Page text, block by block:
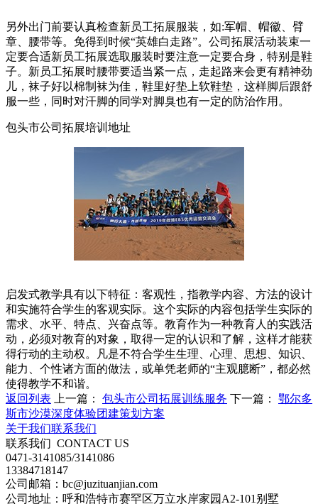
另外出门前要认真检查新员工拓展服装，如:军帽、帽徽、臂
章、腰带等。免得到时候“英雄白走路”。公司拓展活动装束一
定要合适新员工拓展选取服装时要注意一定要合身，特别是鞋
子。新员工拓展时腰带要适当紧一点，走起路来会更有精神劲
儿，袜子好以棉制袜为佳，鞋里好垫上软鞋垫，这样脚后跟舒
服一些，同时对汗脚的同学对脚臭也有一定的防治作用。
包头市公司拓展培训地址
启发式教学具有以下特征：客观性，指教学内容、方法的设计
和实施符合学生的客观实际。这个实际的内容包括学生实际的
需求、水平、特点、兴奋点等。教育作为一种教育人的实践活
动，必须对教育的对象，取得一定的认识和了解，这样才能获
得行动的主动权。凡是不符合学生生理、心理、思想、知识、
能力、个性诸方面的做法，或单凭老师的“主观臆断”，都必然
使得教学不和谐。
返回列表
上一篇： 包头市公司拓展训练服务 下一篇： 鄂尔多
斯市沙漠深度体验团建策划方案
关于我们联系我们
联系我们 CONTACT US
0471-3141085/3141086
13384718147
公司邮箱：bc@juzituanjian.com
公司地址：呼和浩特市赛罕区万立水岸家园A2-101别墅